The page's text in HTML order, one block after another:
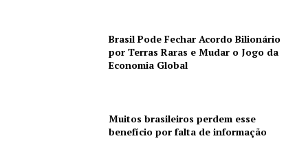
Brasil Pode Fechar Acordo Bilionário
por Terras Raras e Mudar o Jogo da
Economia Global
Muitos brasileiros perdem esse
benefício por falta de informação